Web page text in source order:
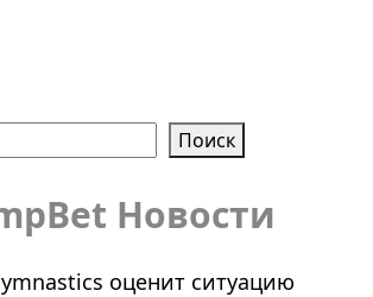
Поиск
Новости
оценит ситуацию